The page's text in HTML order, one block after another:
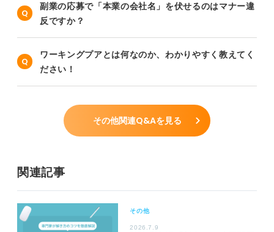
副業の応募で「本業の会社名」を伏せるのはマナー違
反ですか？
ワーキングプアとは何なのか、わかりやすく教えてく
ださい！
その他関連Q&Aを見る
関連記事
その他
2026.7.9